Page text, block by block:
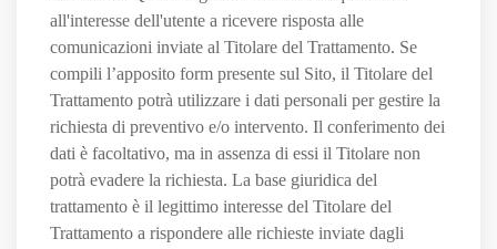
all'interesse dell'utente a ricevere risposta alle
comunicazioni inviate al Titolare del Trattamento. Se
compili l’apposito form presente sul Sito, il Titolare del
Trattamento potrà utilizzare i dati personali per gestire la
richiesta di preventivo e/o intervento. Il conferimento dei
dati è facoltativo, ma in assenza di essi il Titolare non
potrà evadere la richiesta. La base giuridica del
trattamento è il legittimo interesse del Titolare del
Trattamento a rispondere alle richieste inviate dagli